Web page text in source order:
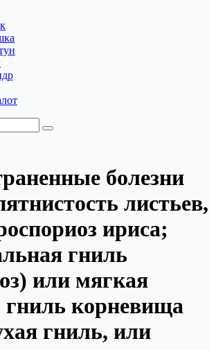
болезни
листьев,
ириса;
гниль
или мягкая
корневища
гниль, или